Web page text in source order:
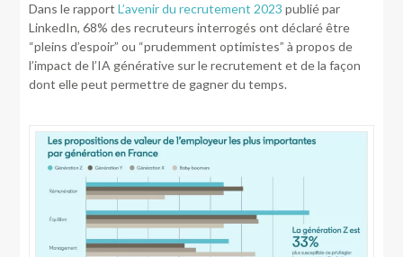
Dans le rapportL’avenir du recrutement 2023 publié par
LinkedIn, 68% des recruteurs interrogés ont déclaré être
“pleins d’espoir” ou “prudemment optimistes” à propos de
l’impact de l’IA générative sur le recrutement et de la façon
dont elle peut permettre de gagner du temps.